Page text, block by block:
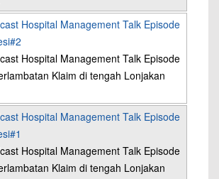
Hospital Management Talk Episode
Hospital Management Talk Episode
Klaim di tengah Lonjakan
Hospital Management Talk Episode
Hospital Management Talk Episode
Klaim di tengah Lonjakan